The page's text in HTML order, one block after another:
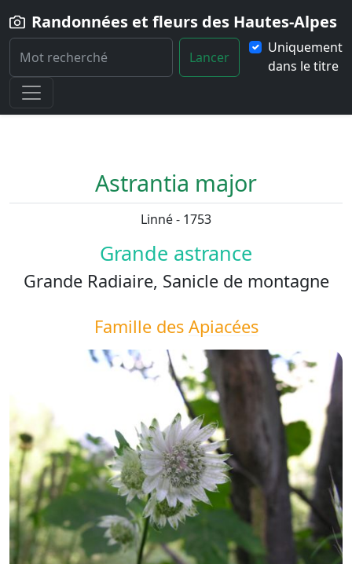
Randonnées et fleurs des Hautes-Alpes
Lancer
Uniquement
dans le titre
Home
Fleur Astrantia-major
Astrantia major
Linné - 1753
Grande astrance
Grande Radiaire, Sanicle de montagne
Famille des Apiacées